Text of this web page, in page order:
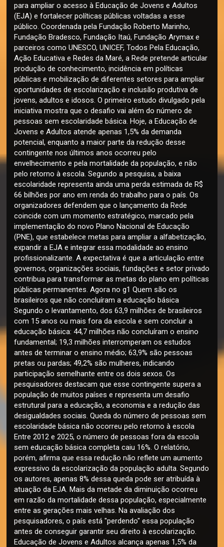
para ampliar o acesso à Educação de Jovens e Adultos
(EJA) e fortalecer políticas públicas voltadas a esse
público. Coordenada pela Fundação Roberto Marinho,
Fundação Bradesco, Fundação Itaú, Fundação Arymax e
parceiros como UNESCO, UNICEF, Todos Pela Educação,
Ação Educativa e Redes da Maré, a Rede pretende articular
produção de conhecimento, incidência em políticas
públicas e mobilização de diferentes setores para ampliar
oportunidades de escolarização e inclusão produtiva de
jovens, adultos e idosos. O primeiro estudo divulgado pela
iniciativa mostra que o desafio vai além do número de
pessoas sem escolaridade básica. Hoje, a Educação de
Jovens e Adultos atende apenas 1,5% da demanda
potencial, enquanto a maior parte da redução desse
contingente nos últimos anos ocorreu pelo
envelhecimento e pela mortalidade da população, e não
pelo retorno à escola. Segundo a pesquisa, a baixa
escolaridade representa ainda uma perda estimada de R$
66 bilhões por ano em renda do trabalho para o país. Os
organizadores defendem que o lançamento da Rede
coincide com um momento estratégico, marcado pela
implementação do novo Plano Nacional de Educação
(PNE), que estabelece metas para ampliar a alfabetização,
expandir a EJA e integrar essa modalidade ao ensino
profissionalizante. A expectativa é que a articulação entre
governos, organizações sociais, fundações e setor privado
contribua para transformar as metas do plano em políticas
públicas permanentes. Agora no g1 Quem são os
brasileiros que não concluíram a educação básica
Segundo o levantamento, dos 63,9 milhões de brasileiros
com 15 anos ou mais fora da escola e sem concluir a
educação básica: 44,7 milhões não concluíram o ensino
fundamental; 19,3 milhões interromperam os estudos
antes de terminar o ensino médio; 63,9% são pessoas
pretas ou pardas; 49,2% são mulheres, indicando
participação semelhante entre os dois sexos. Os
pesquisadores destacam que esse contingente supera a
população de muitos países e representa um desafio
estrutural para a educação, a economia e a redução das
desigualdades sociais. Queda do número de pessoas sem
escolaridade básica não ocorreu pelo retorno à escola
Entre 2012 e 2025, o número de pessoas fora da escola
sem educação básica completa caiu 16%. O relatório,
porém, afirma que essa redução não reflete um aumento
expressivo da escolarização da população adulta. Segundo
os autores, apenas 8% dessa queda pode ser atribuída à
atuação da EJA. Mais da metade da diminuição ocorreu
em razão da mortalidade dessa população, especialmente
entre as gerações mais velhas. Na avaliação dos
pesquisadores, o país está "perdendo" essa população
antes de conseguir garantir seu direito à escolarização.
Educação de Jovens e Adultos alcança apenas 1,5% da